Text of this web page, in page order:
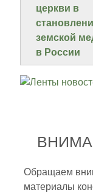
церкви в
земской
в России
Обращаем
материалы